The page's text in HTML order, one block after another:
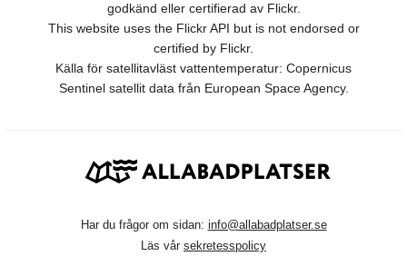
godkänd eller certifierad av Flickr.
This website uses the Flickr API but is not endorsed or
certified by Flickr.
Källa för satellitavläst vattentemperatur: Copernicus
Sentinel satellit data från European Space Agency.
Har du frågor om sidan: info@allabadplatser.se
Läs vår sekretesspolicy